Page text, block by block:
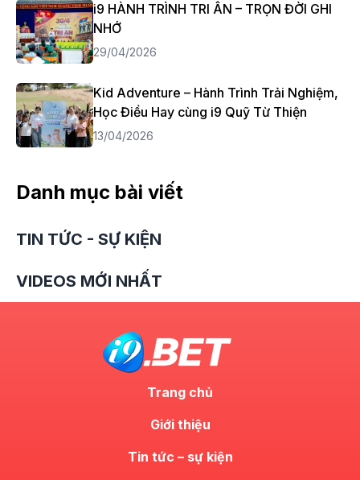
i9 HÀNH TRÌNH TRI ÂN – TRỌN ĐỜI GHI
NHỚ
29/04/2026
Kid Adventure – Hành Trình Trải Nghiệm,
Học Điều Hay cùng i9 Quỹ Từ Thiện
13/04/2026
Danh mục bài viết
TIN TỨC - SỰ KIỆN
VIDEOS MỚI NHẤT
Trang chủ
Giới thiệu
Tin tức – sự kiện